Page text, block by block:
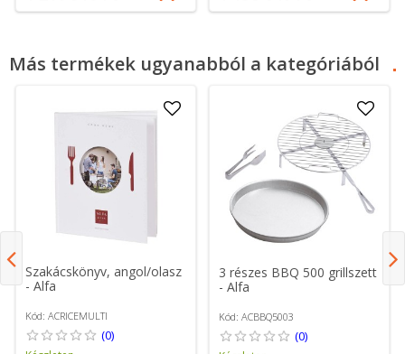
Más termékek ugyanabból a kategóriából
Szakácskönyv, angol/olasz
- Alfa
Kód: ACRICEMULTI
(0)
3 részes BBQ 500 grillszett
- Alfa
Kód: ACBBQ5003
(0)